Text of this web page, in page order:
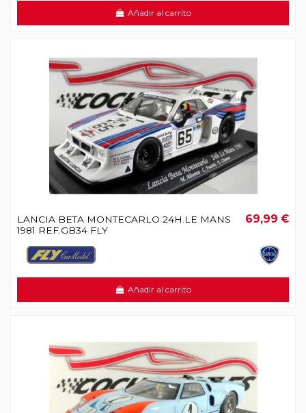
Añadir al carrito
LANCIA BETA MONTECARLO 24H.LE MANS
1981 REF.GB34 FLY
69,99 €
Añadir al carrito